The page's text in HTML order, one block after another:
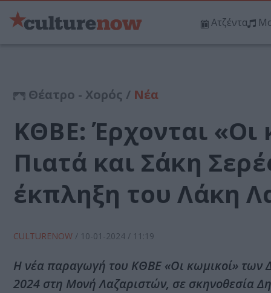
Ατζέντα
Θέατρο - Χορός / Νέα
ΚΘΒΕ: Έρχονται
Πιατά και Σάκη
έκπληξη του Λάκη
CULTURENOW / 10-01-2024 / 11:19
Η νέα παραγωγή του ΚΘΒΕ «Οι κωμικοί» των
2024 στη Μονή Λαζαριστών, σε σκηνοθεσία